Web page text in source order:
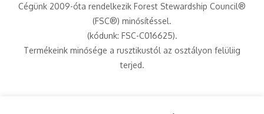
Cégünk 2009-óta rendelkezik Forest Stewardship Council®
(FSC®) minősítéssel.
(kódunk: FSC-C016625).
Termékeink minősége a rusztikustól az osztályon felüliig
terjed.